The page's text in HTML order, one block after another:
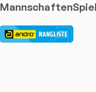
Mannschaften